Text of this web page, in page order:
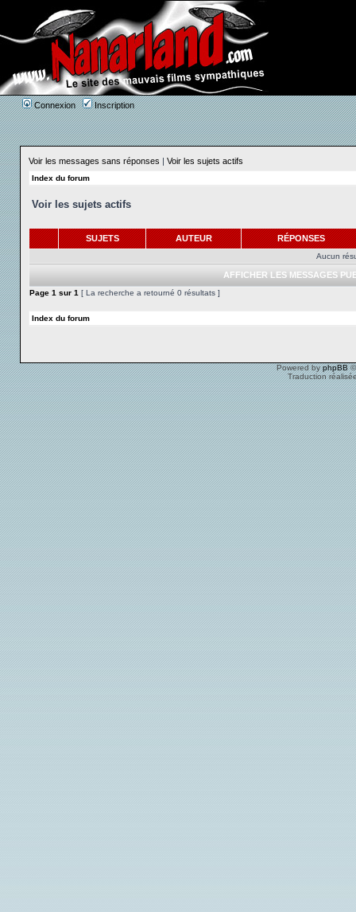
Connexion Inscription
Voir les messages sans réponses | Voir les sujets actifs
Index du forum
Voir les sujets actifs
SUJETS AUTEUR RÉPONSES
Aucun
AFFICHER LES MESSAGES
Page 1 sur 1 [ La recherche a retourné 0 résultats ]
Index du forum
Powered byphpBB©
Traduction